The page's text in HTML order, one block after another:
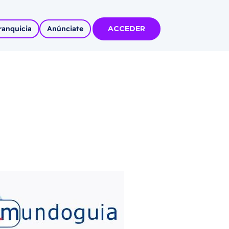
MÁS
con
tu Marca
Anúnciate ACCEDER